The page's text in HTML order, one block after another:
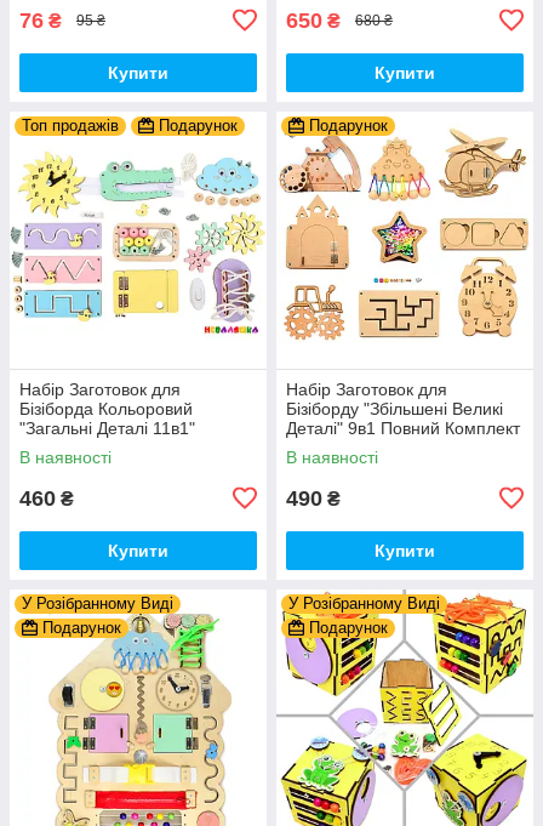
76 ₴ 95 ₴
Купити
650 ₴ 680 ₴
Купити
Топ продажів Подарунок
Набір Заготовок для
Бізіборда Кольоровий
"Загальні Деталі 11в1"
Базовий Комплект (+Клей,
Шурупи) Набiр Заготівель
В наявності
460 ₴
Купити
Подарунок
Набір Заготовок для
Бізіборду "Збільшені Великі
Деталі" 9в1 Повний Комплект
+ Всі Кріплення
В наявності
490 ₴
Купити
У Розібранному Виді
Подарунок
У Розібранному Виді
Подарунок